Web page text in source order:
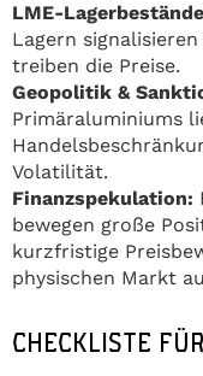
LME-
Lagern
treiben die Preise.
Geopolitik &
Primäraluminiums
Volatilität.
Finanzspekulation:
bewegen große
kurzfristige
physischen Markt
CHECKLISTE